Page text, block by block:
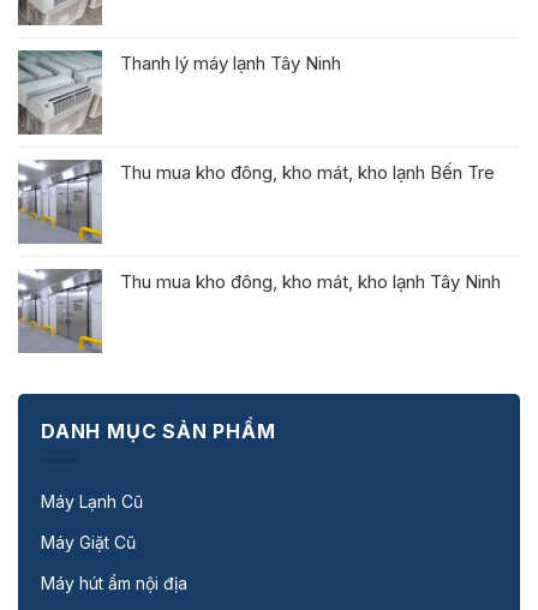
Thanh lý máy lạnh Tây Ninh
Thu mua kho đông, kho mát, kho lạnh Bến Tre
Thu mua kho đông, kho mát, kho lạnh Tây Ninh
DANH MỤC SẢN PHẨM
Máy Lạnh Cũ
Máy Giặt Cũ
Máy hút ẩm nội địa